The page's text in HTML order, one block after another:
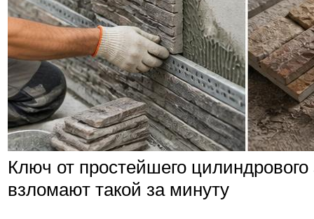
Ключ от простейшего
взломают такой за минуту